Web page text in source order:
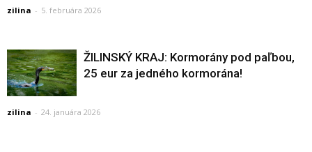
zilina - 5. februára 2026
ŽILINSKÝ KRAJ: Kormorány pod paľbou,
25 eur za jedného kormorána!
zilina - 24. januára 2026